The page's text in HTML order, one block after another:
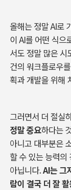
올해는 정말AI로
이 AI를 어떤 식으
서도 정말 많은 시
건의 워크플로우
획과 개발을 위해
그러면서 더 절실
정말 중요하다는
아니고 대부분은
할 수 있는 능력의
아닙니다.AI는 그
람이 결국 더 잘